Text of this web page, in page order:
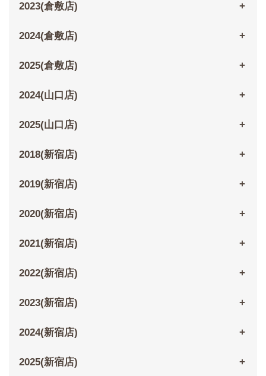
2023(倉敷店)
2024(倉敷店)
2025(倉敷店)
2024(山口店)
2025(山口店)
2018(新宿店)
2019(新宿店)
2020(新宿店)
2021(新宿店)
2022(新宿店)
2023(新宿店)
2024(新宿店)
2025(新宿店)